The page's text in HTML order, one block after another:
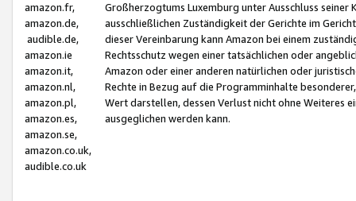
amazon.fr,
amazon.de,
audible.de,
amazon.ie
amazon.it,
amazon.nl,
amazon.pl,
amazon.es,
amazon.se,
amazon.co.uk,
audible.co.uk
Großherzogtums Luxemburg unter Ausschluss
ausschließlichen Zuständigkeit der Gerichte im
dieser Vereinbarung kann Amazon bei einem
Rechtsschutz wegen einer tatsächlichen oder
Amazon oder einer anderen natürlichen oder
Rechte in Bezug auf die Programminhalte
Wert darstellen, dessen Verlust nicht ohne Weiteres
ausgeglichen werden kann.